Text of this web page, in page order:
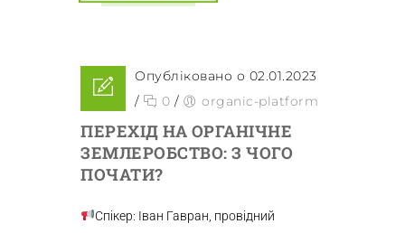
Опубліковано о 02.01.2023
/
0 / organic-platform
ПЕРЕХІД НА ОРГАНІЧНЕ
ЗЕМЛЕРОБСТВО: З ЧОГО
ПОЧАТИ?
Спікер: Іван Гавран, провідний